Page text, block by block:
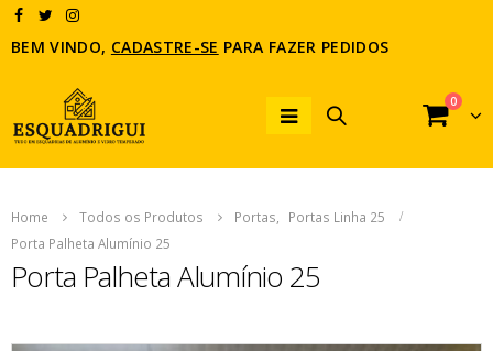
BEM VINDO, CADASTRE-SE PARA FAZER PEDIDOS
0
Home Todos os Produtos Portas
Portas Linha 25
Porta Palheta Alumínio 25
Porta Palheta Alumínio 25